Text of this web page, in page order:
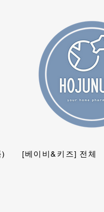
) [베이비&키즈] 전체